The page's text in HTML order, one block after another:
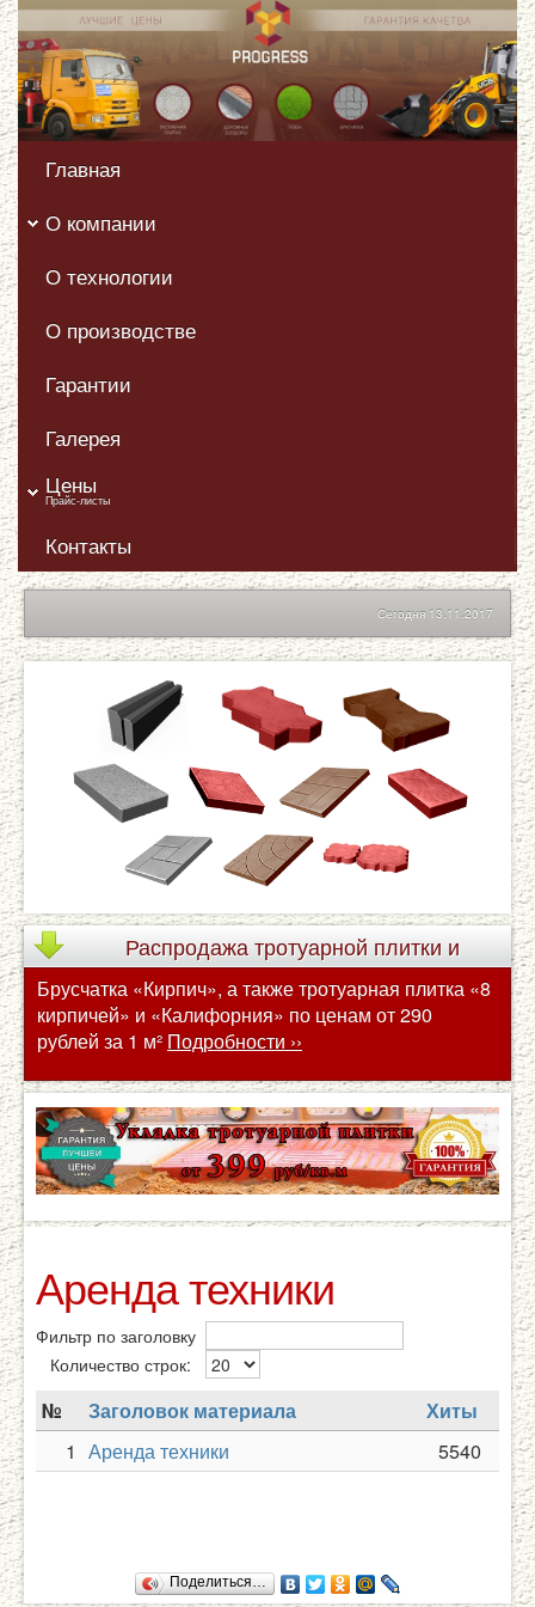
Главная
О компании
О технологии
О производстве
Гарантии
Галерея
Цены
Прайс-листы
Контакты
Сегодня 13.11.2017
Распродажатротуарной плитки и
брусчатки по сниженным ценам
Брусчатка «Кирпич», а также тротуарная плитка «8
кирпичей» и «Калифорния» по ценам от 290
рублей за 1 м² Подробности ››
Аренда техники
Фильтр по заголовку
Количество строк:
№ Заголовок материала
Хиты
1 Аренда техники 5540
Поделиться…